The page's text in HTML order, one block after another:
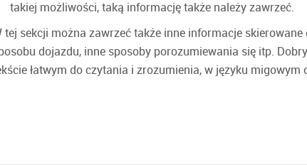
takiej możliwości, taką informację także należy zawrzeć.
tej sekcji można zawrzeć także inne informacje
dojazdu, inne sposoby porozumiewania się itp.
łatwym do czytania i zrozumienia, w języku